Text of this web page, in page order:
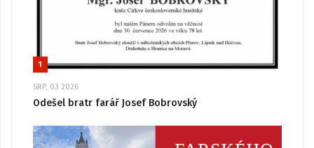
1
SRP, 03 2026
Odešel bratr farář Josef Bobrovský